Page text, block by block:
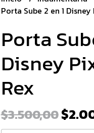
Porta Sube 2 en 1
Porta
Disney
Rex
$3.500,00